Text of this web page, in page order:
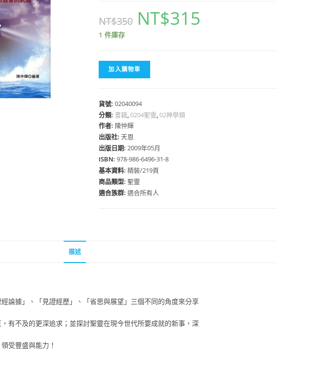
NT$350 NT$315
1 件庫存
加入購物車
貨號:02040094
分類: 書籍,0204聖靈,02神學類
作者: 陳仲輝
出版社:天恩
出版日期:2009年05月
ISBN:978-986-6496-31-8
基本資料:精裝/219頁
商品類型:聖靈
適合族群:適合所有人
描述
論據」、「見證經歷」、「省思與展望」三個不同的角度來分享
有不及的更深追求；並探討聖靈在現今世代所要成就的新事，深
受豐盛與能力！
聖經的脈絡與核心